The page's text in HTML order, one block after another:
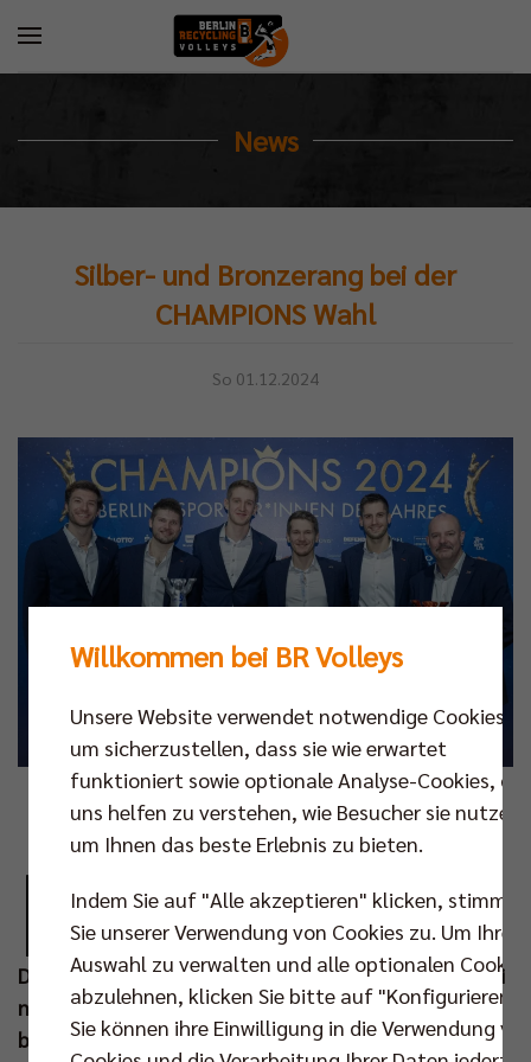
News
Silber- und Bronzerang bei der
CHAMPIONS Wahl
So 01.12.2024
Fotos: TOP Sportmarketing / Camera4
B Sportler*innen des Jahres durften die Berlin
Recycling Volleys am Samstagabend (30.
Dez) zwei Auszeichnungen entgegennehmen. Die drei
nationalen Titel (Meisterschaft, Pokal und Ligacup)
brachten den Hauptstadt-Volleyballern in diesem
Willkommen bei BR Volleys
Unsere Website verwendet notwendige Cookies,
um sicherzustellen, dass sie wie erwartet
funktioniert sowie optionale Analyse-Cookies, die
uns helfen zu verstehen, wie Besucher sie nutzen,
um Ihnen das beste Erlebnis zu bieten.
Indem Sie auf "Alle akzeptieren" klicken, stimmen
Sie unserer Verwendung von Cookies zu. Um Ihre
Auswahl zu verwalten und alle optionalen Cookies
abzulehnen, klicken Sie bitte auf "Konfigurieren".
Sie können ihre Einwilligung in die Verwendung